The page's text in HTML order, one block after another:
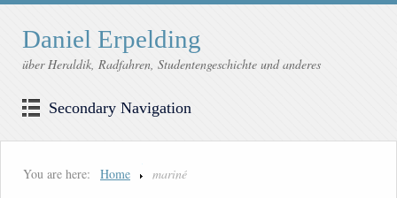
Daniel Erpelding
über Heraldik, Radfahren, Studentengeschichte und anderes
Secondary Navigation
You are here: Home mariné